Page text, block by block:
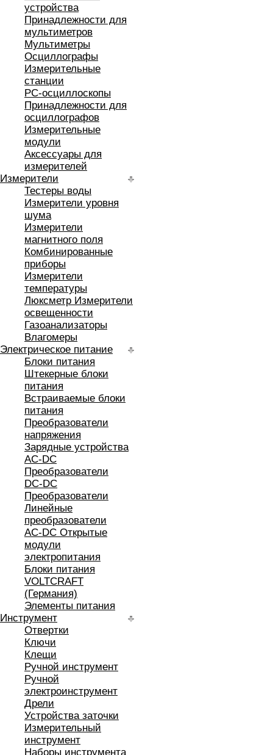
устройства
Принадлежности для
мультиметров
Мультиметры
Осциллографы
Измерительные
станции
РС-осциллоскопы
Принадлежности для
осциллографов
Измерительные
модули
Аксессуары для
измерителей
Измерители
Тестеры воды
Измерители уровня
шума
Измерители
магнитного поля
Комбинированные
приборы
Измерители
температуры
Люксметр Измерители
освещенности
Газоанализаторы
Влагомеры
Электрическое питание
Блоки питания
Штекерные блоки
питания
Встраиваемые блоки
питания
Преобразователи
напряжения
Зарядные устройства
AC-DC
Преобразователи
DC-DC
Преобразователи
Линейные
преобразователи
AC-DC Открытые
модули
электропитания
Блоки питания
VOLTCRAFT
(Германия)
Элементы питания
Инструмент
Отвертки
Ключи
Клещи
Ручной инструмент
Ручной
электроинструмент
Дрели
Устройства заточки
Измерительный
инструмент
Наборы инструмента